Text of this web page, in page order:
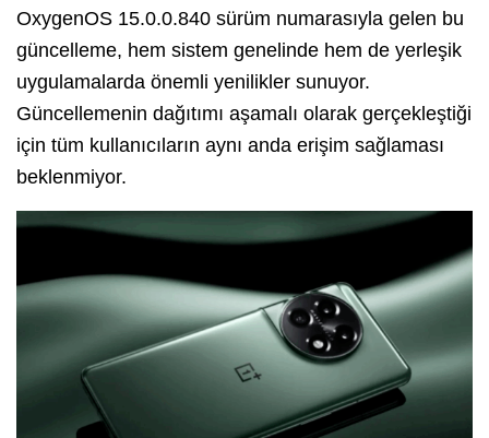
OxygenOS 15.0.0.840 sürüm numarasıyla gelen bu
güncelleme, hem sistem genelinde hem de yerleşik
uygulamalarda önemli yenilikler sunuyor.
Güncellemenin dağıtımı aşamalı olarak gerçekleştiği
için tüm kullanıcıların aynı anda erişim sağlaması
beklenmiyor.